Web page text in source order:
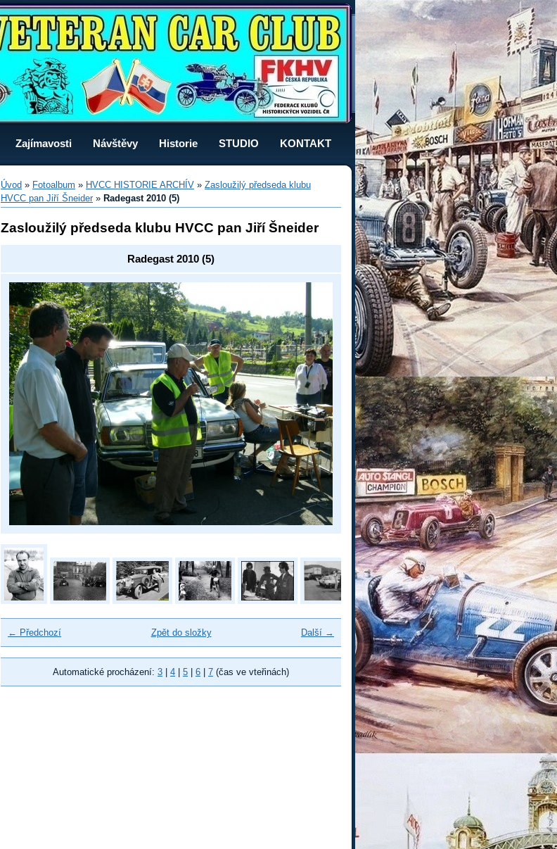
Zajímavosti Návštěvy Historie STUDIO KONTAKT
Úvod » Fotoalbum » HVCC HISTORIE ARCHÍV » Zasloužilý předseda klubu
HVCC pan Jiří Šneider » Radegast 2010 (5)
Zasloužilý předseda klubu HVCC pan Jiří Šneider
Radegast 2010 (5)
← Předchozí Další →
Zpět do složky
Automatické procházení: 3 4 5 6 7 (čas ve vteřinách)